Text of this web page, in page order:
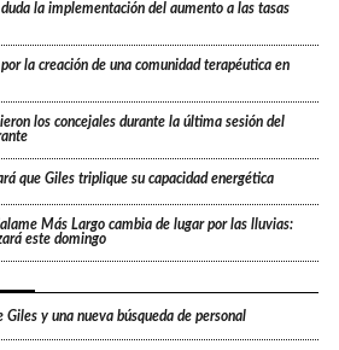
duda la implementación del aumento a las tasas
la creación de una comunidad terapéutica en
los concejales durante la última sesión del
que Giles triplique su capacidad energética
Más Largo cambia de lugar por las lluvias:
este domingo
Giles y una nueva búsqueda de personal